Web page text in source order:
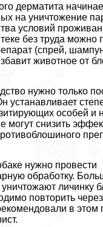
дерматита
на уничтожение
условий
без труда можно
(спрей,
животное от
нужно только
устанавливает
особей и
могут снизить
нужно провести
обработку.
личинку
повторить
в этом